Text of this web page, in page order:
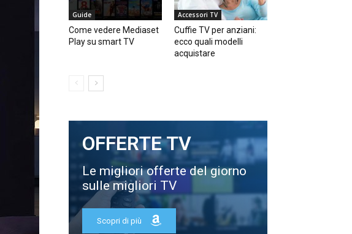
Guide
Come vedere Mediaset
Play su smart TV
Accessori TV
Cuffie TV per anziani:
ecco quali modelli
acquistare
OFFERTE TV
Le migliori offerte del giorno
sulle migliori TV
Scopri di più